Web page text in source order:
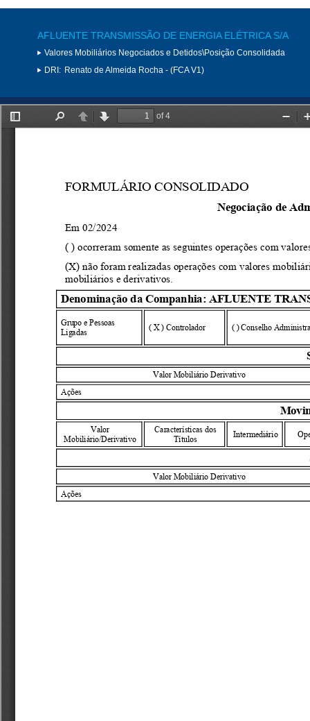
AFLUENTE TRANSMISSÃO DE ENERGIA ELÉTRICA S/A
Valores Mobiliários Negociados e Detidos\Posição Consolidada
DRI: Renato de Almeida Rocha - (FCA V1)